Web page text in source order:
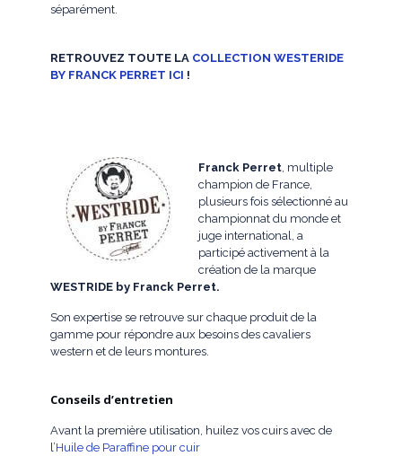
séparément.
RETROUVEZ TOUTE LA COLLECTION WESTERIDE
BY FRANCK PERRET ICI !
Franck Perret, multiple
champion de France,
plusieurs fois sélectionné au
championnat du monde et
juge international, a
participé activement à la
création de la marque
WESTRIDE by Franck Perret.
Son expertise se retrouve sur chaque produit de la
gamme pour répondre aux besoins des cavaliers
western et de leurs montures.
Conseils d’entretien
Avant la première utilisation, huilez vos cuirs avec de
l’Huile de Paraffine pour cuir